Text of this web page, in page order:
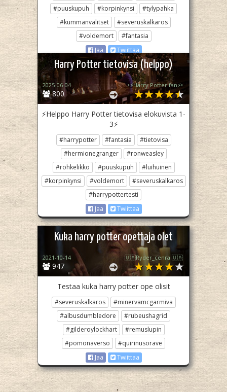
#puuskupuh
#korpinkynsi
#tylypahka
#kummanvalitset
#severuskalkaros
#voldemort
#fantasia
Jaa
Twiittaa
Harry Potter tietovisa (helppo)
800
2025-06-04 •⚡️Harry Potter fan⚡️•
⚡️Helppo Harry Potter tietovisa elokuvista 1-
3⚡️
#harrypotter #fantasia
#tietovisa
#hermionegranger
#ronweasley
#rohkelikko
#puuskupuh
#luihuinen
#korpinkynsi
#voldemort
#severuskalkaros
#harrypottertesti
Jaa
Twiittaa
Kuka harry potter opettaja olet
947
2021-10-14 🇺🇦Ryder_cenral🇺🇦
Testaa kuka harry potter ope olisit
#severuskalkaros
#minervamcgarmiva
#albusdumbledore
#rubeushagrid
#gilderoylockhart
#remuslupin
#pomonaverso
#quirinusorave
Jaa
Twiittaa